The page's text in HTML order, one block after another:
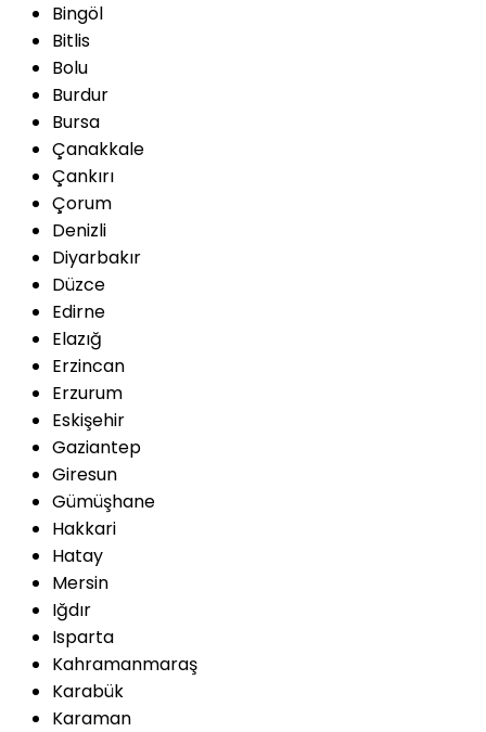
Bingöl
Bitlis
Bolu
Burdur
Bursa
Çanakkale
Çankırı
Çorum
Denizli
Diyarbakır
Düzce
Edirne
Elazığ
Erzincan
Erzurum
Eskişehir
Gaziantep
Giresun
Gümüşhane
Hakkari
Hatay
Mersin
Iğdır
Isparta
Kahramanmaraş
Karabük
Karaman